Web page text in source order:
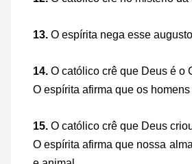
13. O espírita nega esse
14. O católico crê que Deus é o
O espírita afirma que os
15. O católico crê que Deus
O espírita afirma que nossa